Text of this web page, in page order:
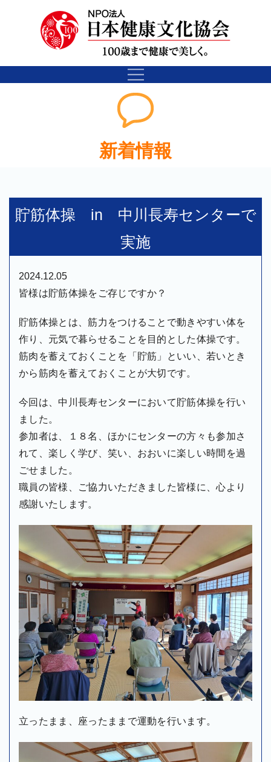
新着情報
貯筋体操 in 中川長寿センターで
実施
2024.12.05
皆様は貯筋体操をご存じですか？
貯筋体操とは、筋力をつけることで動きやすい体を
作り、元気で暮らせることを目的とした体操です。
筋肉を蓄えておくことを「貯筋」といい、若いとき
から筋肉を蓄えておくことが大切です。
今回は、中川長寿センターにおいて貯筋体操を行い
ました。
参加者は、１８名、ほかにセンターの方々も参加さ
れて、楽しく学び、笑い、おおいに楽しい時間を過
ごせました。
職員の皆様、ご協力いただきました皆様に、心より
感謝いたします。
立ったまま、座ったままで運動を行います。